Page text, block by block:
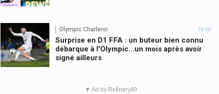
Olympic Charleroi 18:00
Surprise en D1 FFA : un buteur bien connu
débarque à l'Olympic...un mois après avoir
signé ailleurs
▼ Ad by Refinery89